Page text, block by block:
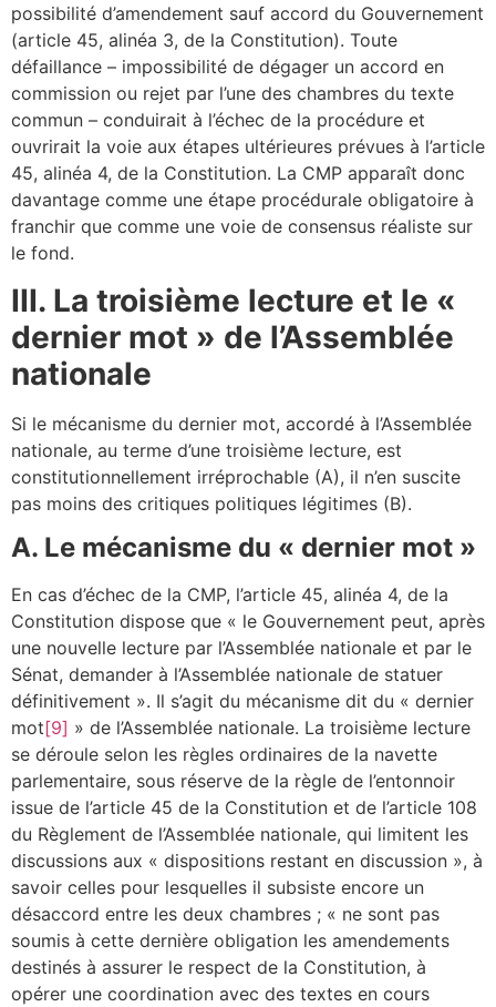
possibilité d’amendement sauf accord du Gouvernement
(article 45, alinéa 3, de la Constitution). Toute
défaillance – impossibilité de dégager un accord en
commission ou rejet par l’une des chambres du texte
commun – conduirait à l’échec de la procédure et
ouvrirait la voie aux étapes ultérieures prévues à l’article
45, alinéa 4, de la Constitution. La CMP apparaît donc
davantage comme une étape procédurale obligatoire à
franchir que comme une voie de consensus réaliste sur
le fond.
III. La troisième lecture et le «
dernier mot » de l’Assemblée
nationale
Si le mécanisme du dernier mot, accordé à l’Assemblée
nationale, au terme d’une troisième lecture, est
constitutionnellement irréprochable (A), il n’en suscite
pas moins des critiques politiques légitimes (B).
A. Le mécanisme du « dernier mot »
En cas d’échec de la CMP, l’article 45, alinéa 4, de la
Constitution dispose que « le Gouvernement peut, après
une nouvelle lecture par l’Assemblée nationale et par le
Sénat, demander à l’Assemblée nationale de statuer
définitivement ». Il s’agit du mécanisme dit du « dernier
mot[9] » de l’Assemblée nationale. La troisième lecture
se déroule selon les règles ordinaires de la navette
parlementaire, sous réserve de la règle de l’entonnoir
issue de l’article 45 de la Constitution et de l’article 108
du Règlement de l’Assemblée nationale, qui limitent les
discussions aux « dispositions restant en discussion », à
savoir celles pour lesquelles il subsiste encore un
désaccord entre les deux chambres ; « ne sont pas
soumis à cette dernière obligation les amendements
destinés à assurer le respect de la Constitution, à
opérer une coordination avec des textes en cours